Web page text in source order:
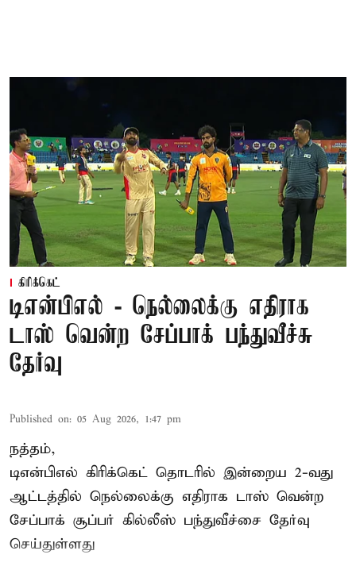
கிரிக்கெட்
டிஎன்பிஎல் - நெல்லைக்கு எதிராக
டாஸ் வென்ற சேப்பாக் பந்துவீச்சு
தேர்வு
Published on: 05 Aug 2026, 1:47 pm
நத்தம்,
டிஎன்பிஎல் கிரிக்கெட் தொடரில் இன்றைய 2-வது
ஆட்டத்தில் நெல்லைக்கு எதிராக டாஸ் வென்ற
சேப்பாக் சூப்பர் கில்லீஸ் பந்துவீச்சை தேர்வு
செய்துள்ளது